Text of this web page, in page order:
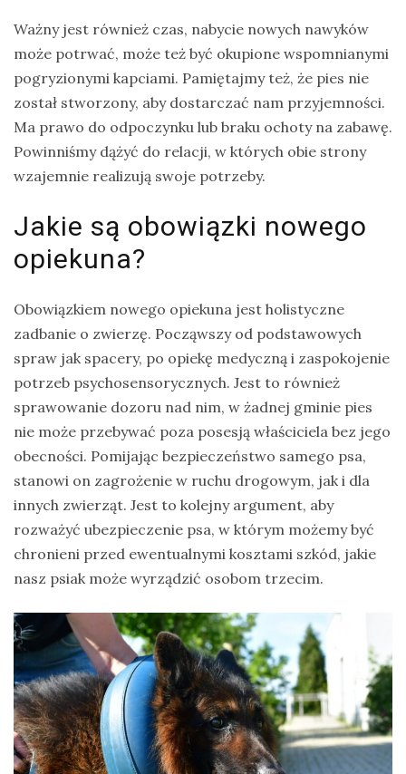
Ważny jest również czas, nabycie nowych nawyków
może potrwać, może też być okupione wspomnianymi
pogryzionymi kapciami. Pamiętajmy też, że pies nie
został stworzony, aby dostarczać nam przyjemności.
Ma prawo do odpoczynku lub braku ochoty na zabawę.
Powinniśmy dążyć do relacji, w których obie strony
wzajemnie realizują swoje potrzeby.
Jakie są obowiązki nowego
opiekuna?
Obowiązkiem nowego opiekuna jest holistyczne
zadbanie o zwierzę. Począwszy od podstawowych
spraw jak spacery, po opiekę medyczną i zaspokojenie
potrzeb psychosensorycznych. Jest to również
sprawowanie dozoru nad nim, w żadnej gminie pies
nie może przebywać poza posesją właściciela bez jego
obecności. Pomijając bezpieczeństwo samego psa,
stanowi on zagrożenie w ruchu drogowym, jak i dla
innych zwierząt. Jest to kolejny argument, aby
rozważyć ubezpieczenie psa, w którym możemy być
chronieni przed ewentualnymi kosztami szkód, jakie
nasz psiak może wyrządzić osobom trzecim.